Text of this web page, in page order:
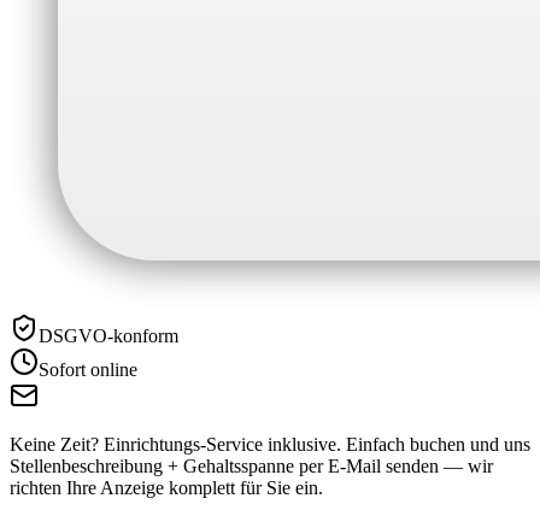
DSGVO-konform
Sofort online
Keine Zeit? Einrichtungs-Service inklusive. Einfach buchen und uns
Stellenbeschreibung + Gehaltsspanne per E-Mail senden — wir
richten Ihre Anzeige komplett für Sie ein.